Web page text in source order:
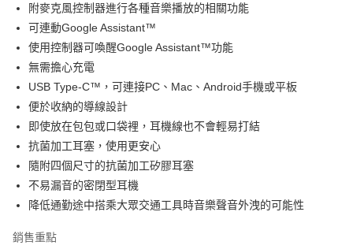
附麥克風控制器進行各種音樂播放的相關功能
可連動Google Assistant™
使用控制器可喚醒Google Assistant™功能
無需擔心充電
USB Type-C™，可連接PC、Mac、Android手機或平板
便於收納的導線設計
即使放在包包或口袋裡，耳機線也不會輕易打結
抗菌加工耳塞，使用更安心
隨附四個尺寸的抗菌加工矽膠耳塞
不易漏音的密閉型耳機
降低通勤途中搭乘大眾交通工具時音樂聲音外洩的可能性
銷售重點